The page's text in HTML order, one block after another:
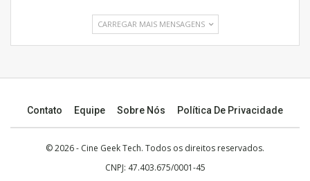
CARREGAR MAIS MENSAGENS
Contato Equipe Sobre Nós Política De Privacidade
© 2026 - Cine Geek Tech. Todos os direitos reservados.
CNPJ: 47.403.675/0001-45